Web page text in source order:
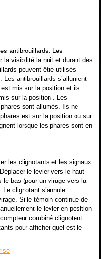
antibrouillards. Les
la visibilité la nuit et durant des
peuvent être utilisés
antibrouillards s’allument
est mis sur la position et ils
sur la position . Les
sont allumés. Ils ne
est sur la position ou sur
lorsque les phares sont en
les clignotants et les signaux
le levier vers le haut
le bas (pour un virage vers la
Le clignotant s’annule
Si le témoin continue de
le levier en position
combiné clignotent
pour afficher quel est le